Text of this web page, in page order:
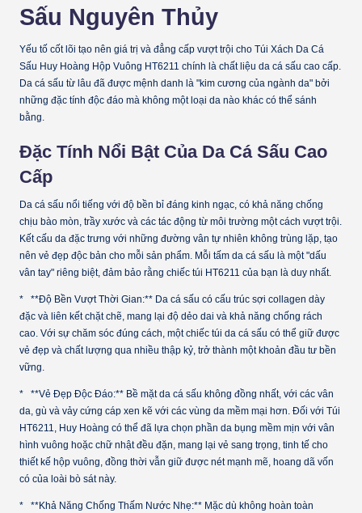
Sấu Nguyên Thủy
Yếu tố cốt lõi tạo nên giá trị và đẳng cấp vượt trội cho Túi Xách Da Cá
Sấu Huy Hoàng Hộp Vuông HT6211 chính là chất liệu da cá sấu cao cấp.
Da cá sấu từ lâu đã được mệnh danh là "kim cương của ngành da" bởi
những đặc tính độc đáo mà không một loại da nào khác có thể sánh
bằng.
Đặc Tính Nổi Bật Của Da Cá Sấu Cao
Cấp
Da cá sấu nổi tiếng với độ bền bỉ đáng kinh ngạc, có khả năng chống
chịu bào mòn, trầy xước và các tác động từ môi trường một cách vượt trội.
Kết cấu da đặc trưng với những đường vân tự nhiên không trùng lặp, tạo
nên vẻ đẹp độc bản cho mỗi sản phẩm. Mỗi tấm da cá sấu là một "dấu
vân tay" riêng biệt, đảm bảo rằng chiếc túi HT6211 của bạn là duy nhất.
* **Độ Bền Vượt Thời Gian:** Da cá sấu có cấu trúc sợi collagen dày
đặc và liên kết chặt chẽ, mang lại độ dẻo dai và khả năng chống rách
cao. Với sự chăm sóc đúng cách, một chiếc túi da cá sấu có thể giữ được
vẻ đẹp và chất lượng qua nhiều thập kỷ, trở thành một khoản đầu tư bền
vững.
* **Vẻ Đẹp Độc Đáo:** Bề mặt da cá sấu không đồng nhất, với các vân
da, gù và vảy cứng cáp xen kẽ với các vùng da mềm mại hơn. Đối với Túi
HT6211, Huy Hoàng có thể đã lựa chọn phần da bụng mềm mịn với vân
hình vuông hoặc chữ nhật đều đặn, mang lại vẻ sang trọng, tinh tế cho
thiết kế hộp vuông, đồng thời vẫn giữ được nét mạnh mẽ, hoang dã vốn
có của loài bò sát này.
* **Khả Năng Chống Thấm Nước Nhẹ:** Mặc dù không hoàn toàn